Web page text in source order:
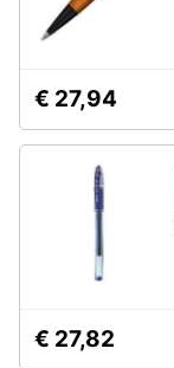
€ 27,94
€ 27,82